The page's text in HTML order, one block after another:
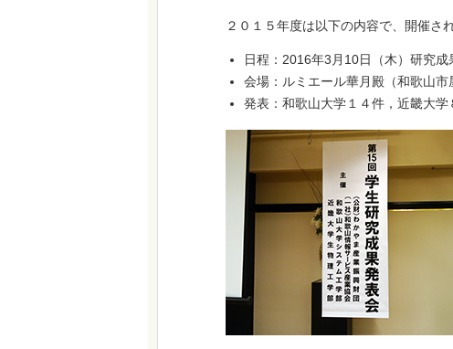
２０１５年度は以下の内容で、開催さ
日程：2016年3月10日（木）研究
会場：ルミエール華月殿（和歌山市
発表：和歌山大学１４件，近畿大学